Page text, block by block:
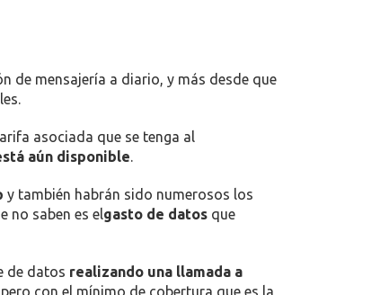
DESACTIVADOS
CUESTA
WHATSAPP?
de mensajería a diario, y más desde que
asociada que se tenga al
aún disponible .